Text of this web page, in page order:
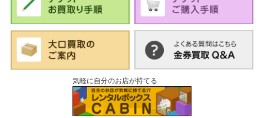
気軽に自分のお店が持てる